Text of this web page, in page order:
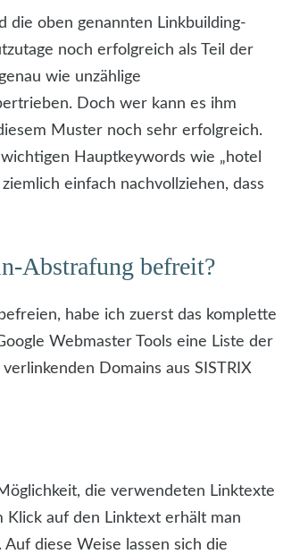
die oben genannten Linkbuilding-
noch erfolgreich als Teil der
wie unzählige
Doch wer kann es ihm
Muster noch sehr erfolgreich.
Hauptkeywords wie „hotel
einfach nachvollziehen, dass
Abstrafung befreit?
habe ich zuerst das komplette
Webmaster Tools eine Liste der
Domains aus SISTRIX
die verwendeten Linktexte
Klick auf den Linktext erhält man
diese Weise lassen sich die